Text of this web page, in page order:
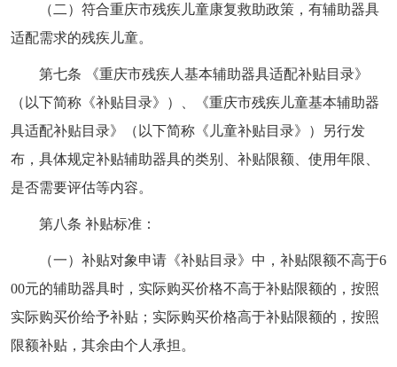
（二）符合重庆市残疾儿童康复救助政策，有辅助器具
适配需求的残疾儿童。
第七条 《重庆市残疾人基本辅助器具适配补贴目录》
（以下简称《补贴目录》）、《重庆市残疾儿童基本辅助器
具适配补贴目录》（以下简称《儿童补贴目录》）另行发
布，具体规定补贴辅助器具的类别、补贴限额、使用年限、
是否需要评估等内容。
第八条 补贴标准：
（一）补贴对象申请《补贴目录》中，补贴限额不高于6
00元的辅助器具时，实际购买价格不高于补贴限额的，按照
实际购买价给予补贴；实际购买价格高于补贴限额的，按照
限额补贴，其余由个人承担。